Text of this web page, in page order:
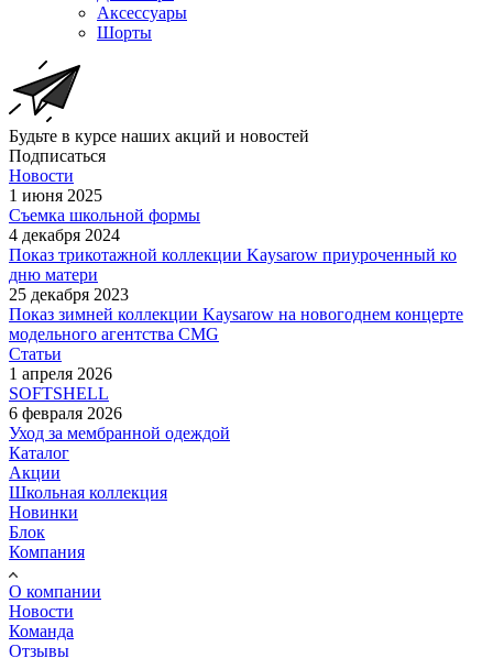
Аксессуары
Шорты
Будьте в курсе наших акций и новостей
Подписаться
Новости
1 июня 2025
Съемка школьной формы
4 декабря 2024
Показ трикотажной коллекции Kaysarow приуроченный ко
дню матери
25 декабря 2023
Показ зимней коллекции Kaysarow на новогоднем концерте
модельного агентства CMG
Статьи
1 апреля 2026
SOFTSHELL
6 февраля 2026
Уход за мембранной одеждой
Каталог
Акции
Школьная коллекция
Новинки
Блок
Компания
О компании
Новости
Команда
Отзывы